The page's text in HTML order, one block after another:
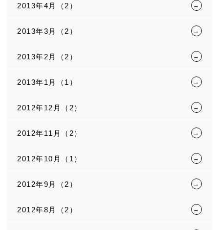
2013年4月（2）
2013年3月（2）
2013年2月（2）
2013年1月（1）
2012年12月（2）
2012年11月（2）
2012年10月（1）
2012年9月（2）
2012年8月（2）